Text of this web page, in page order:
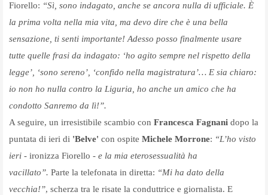
Fiorello: “Sì, sono indagato, anche se ancora nulla di ufficiale. È
la prima volta nella mia vita, ma devo dire che è una bella
sensazione, ti senti importante! Adesso posso finalmente usare
tutte quelle frasi da indagato: ‘ho agito sempre nel rispetto della
legge’, ‘sono sereno’, ‘confido nella magistratura’… E sia chiaro:
io non ho nulla contro la Liguria, ho anche un amico che ha
condotto Sanremo da lì!”.
A seguire, un irresistibile scambio con Francesca Fagnani dopo la
puntata di ieri di 'Belve' con ospite Michele Morrone: “L’ho visto
ieri - ironizza Fiorello - e la mia eterosessualità ha
vacillato”. Parte la telefonata in diretta: “Mi ha dato della
vecchia!”, scherza tra le risate la conduttrice e giornalista. E